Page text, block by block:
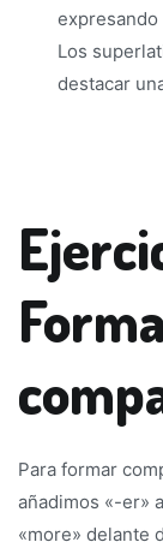
expresando
Los
destacar
Para formar
añadimos «-er»
«more» delante